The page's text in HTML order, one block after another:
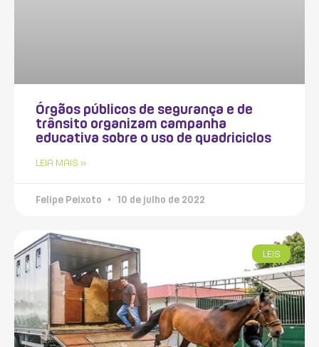
Órgãos públicos de segurança e de
trânsito organizam campanha
educativa sobre o uso de quadriciclos
LEIA MAIS »
Felipe Peixoto 10 de julho de 2022
LEIS